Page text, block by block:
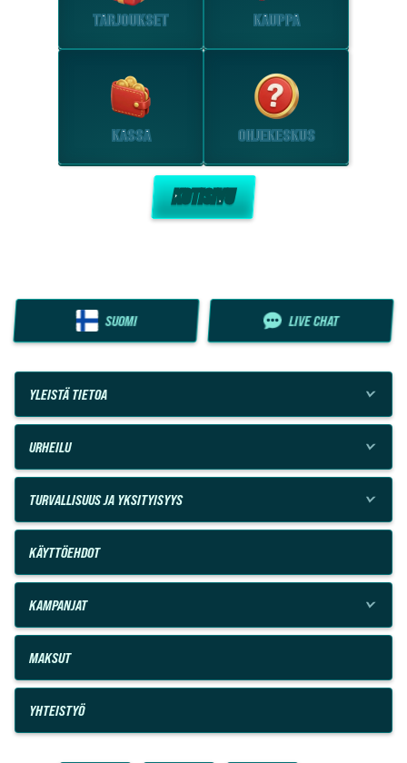
TARJOUKSET KAUPPA
KASSA OHJEKESKUS
KOTISIVU
SUOMI LIVE CHAT
YLEISTÄ TIETOA
URHEILU
TURVALLISUUS JA YKSITYISYYS
KÄYTTÖEHDOT
KAMPANJAT
MAKSUT
YHTEISTYÖ